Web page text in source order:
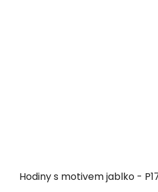
Hodiny s motivem jablko -